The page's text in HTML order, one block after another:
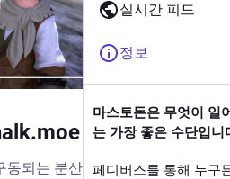
동되는 분산 소셜 미디어
실시간 피드
정보
마스토돈은 무엇이 일
는 가장 좋은 수단입니
페디버스를 통해 누구